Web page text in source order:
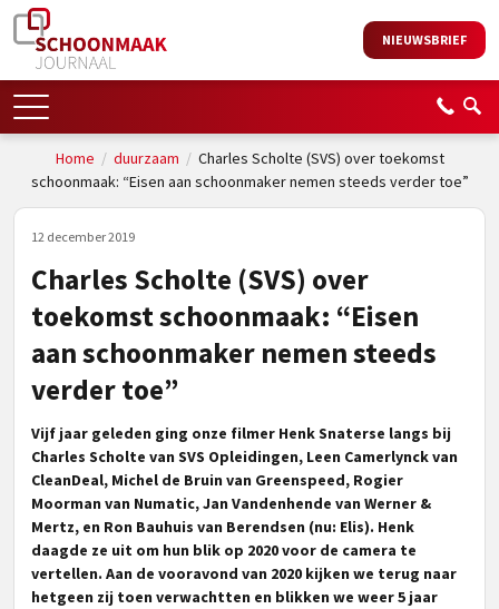
NIEUWSBRIEF
Home / duurzaam / Charles Scholte (SVS) over toekomst
schoonmaak: “Eisen aan schoonmaker nemen steeds verder toe”
12 december 2019
Charles Scholte (SVS) over
toekomst schoonmaak: “Eisen
aan schoonmaker nemen steeds
verder toe”
Vijf jaar geleden ging onze filmer Henk Snaterse langs bij
Charles Scholte van SVS Opleidingen, Leen Camerlynck van
CleanDeal, Michel de Bruin van Greenspeed, Rogier
Moorman van Numatic, Jan Vandenhende van Werner &
Mertz, en Ron Bauhuis van Berendsen (nu: Elis). Henk
daagde ze uit om hun blik op 2020 voor de camera te
vertellen. Aan de vooravond van 2020 kijken we terug naar
hetgeen zij toen verwachtten en blikken we weer 5 jaar